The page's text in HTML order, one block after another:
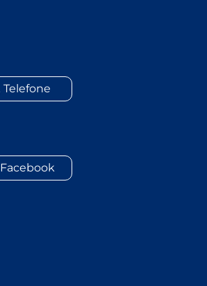
Telefone
Facebook